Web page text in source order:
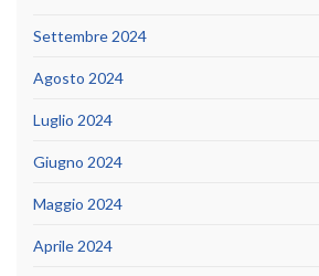
Settembre 2024
Agosto 2024
Luglio 2024
Giugno 2024
Maggio 2024
Aprile 2024